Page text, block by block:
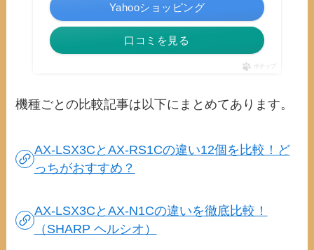
Yahooショッピング
口コミを見る
ポチップ
機種ごとの比較記事は以下にまとめてあります。
AX-LSX3CとAX-RS1Cの違い12個を比較！ど
っちがおすすめ？
AX-LSX3CとAX-N1Cの違いを徹底比較！
（SHARP ヘルシオ）